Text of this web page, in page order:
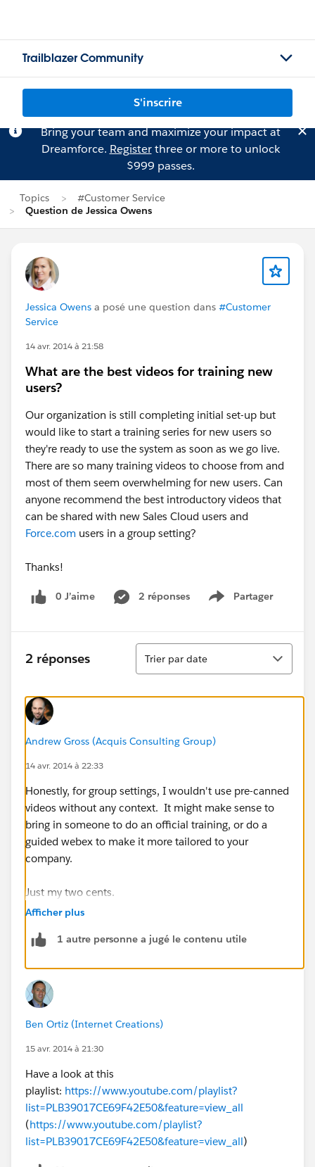
Trailblazer Community
S'inscrire
Bring your team and maximize your impact at
Dreamforce. Registerthree or more to unlock
$999 passes.
Topics
#Customer Service
Question de Jessica Owens
Jessica Owens a posé une question dans #Customer
Service
14 avr. 2014 à 21:58
What are the best videos for training new
users?
Our organization is still completing initial set-up but
would like to start a training series for new users so
they're ready to use the system as soon as we go live.
There are so many training videos to choose from and
most of them seem overwhelming for new users. Can
anyone recommend the best introductory videos that
can be shared with new Sales Cloud users and
Force.com users in a group setting?
Thanks!
0 J’aime 2 réponses Partager
Show menu
2 réponses
Tri
Trier par date
Andrew Gross (Acquis Consulting Group)
14 avr. 2014 à 22:33
Honestly, for group settings, I wouldn't use pre-canned
videos without any context. It might make sense to
bring in someone to do an official training, or do a
guided webex to make it more tailored to your
company.
Just my two cents.
Afficher plus
1 autre personne a jugé le contenu utile
Ben Ortiz (Internet Creations)
15 avr. 2014 à 21:30
Have a look at this
playlist: https://www.youtube.com/playlist?
list=PLB39017CE69F42E50&feature=view_all
(https://www.youtube.com/playlist?
list=PLB39017CE69F42E50&feature=view_all)